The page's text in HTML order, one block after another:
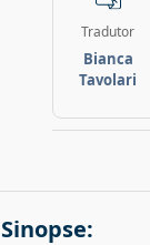
Tradutor
Bianca
Tavolari
Sinopse: